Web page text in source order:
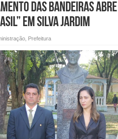
das Bandeiras abre
em Silva Jardim
Prefeitura